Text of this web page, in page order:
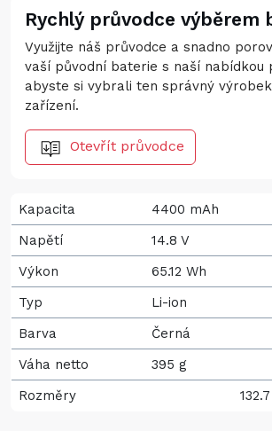
Rychlý průvodce výběrem
Využijte náš průvodce a snadno
vaší původní baterie s naší nabídkou
abyste si vybrali ten správný
zařízení.
Otevřít průvodce
Kapacita
4400 mAh
Napětí
14.8 V
Výkon
65.12 Wh
Typ
Li-ion
Barva
Černá
Váha netto
395 g
Rozměry